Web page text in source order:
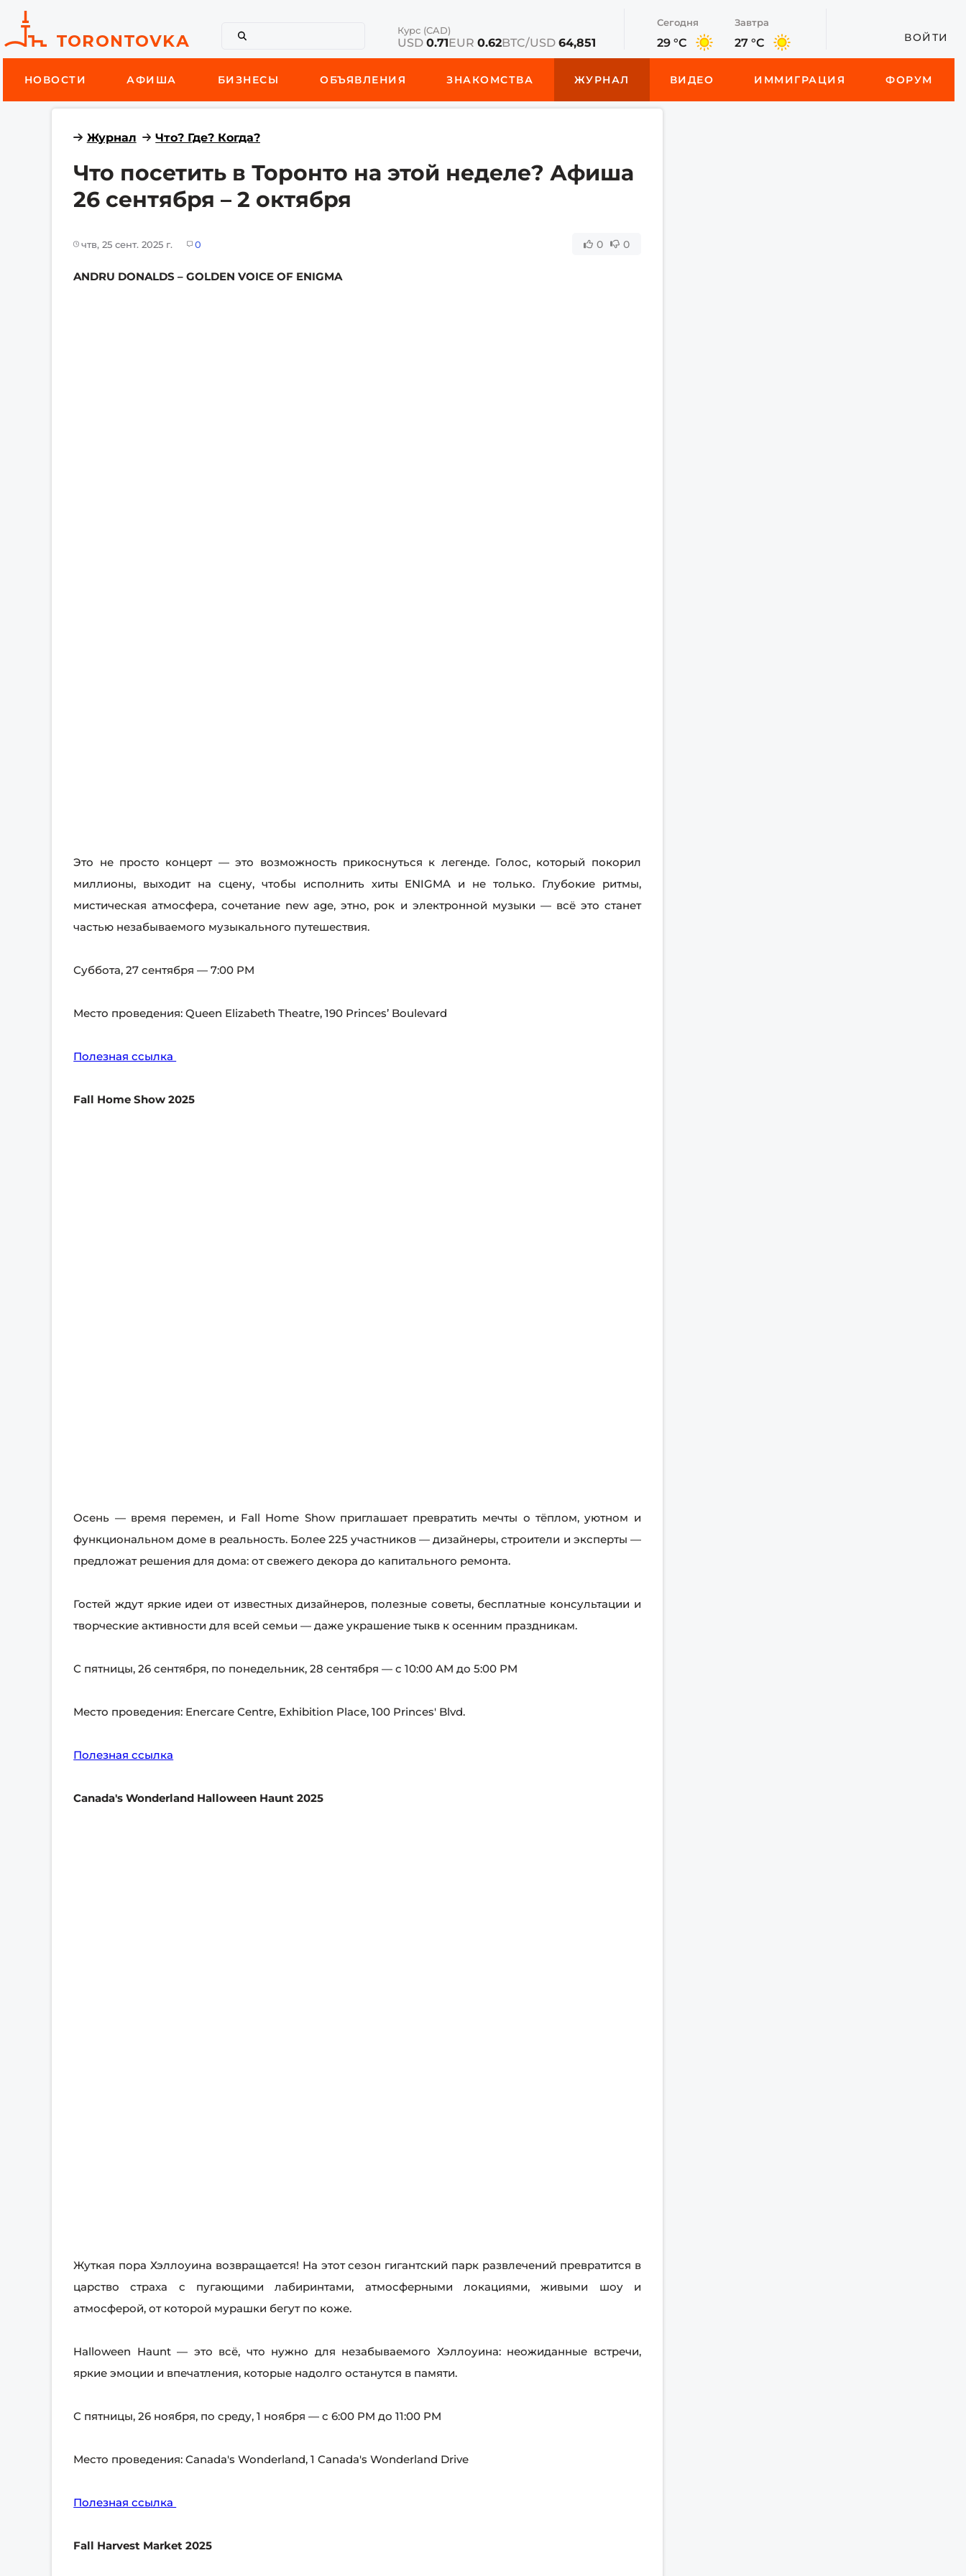
Курс (CAD)
USD 0.71EUR 0.62BTC/USD 64,851
Сегодня
29 °C
Завтра
27 °C ВОЙТИ
НОВОСТИ АФИША БИЗНЕСЫ ОБЪЯВЛЕНИЯ ЗНАКОМСТВА ЖУРНАЛ ВИДЕО ИММИГРАЦИЯ ФОРУМ
Журнал Что? Где? Когда?
Что посетить в Торонто на этой неделе? Афиша
26 сентября – 2 октября
чтв, 25 сент. 2025 г. 0 0 0
ANDRU DONALDS – GOLDEN VOICE OF ENIGMA
Это не просто концерт — это возможность прикоснуться к легенде. Голос, который покорил
миллионы, выходит на сцену, чтобы исполнить хиты ENIGMA и не только. Глубокие ритмы,
мистическая атмосфера, сочетание new age, этно, рок и электронной музыки — всё это станет
частью незабываемого музыкального путешествия.
Суббота, 27 сентября — 7:00 PM
Место проведения: Queen Elizabeth Theatre, 190 Princes’ Boulevard
Полезная ссылка
Fall Home Show 2025
Осень — время перемен, и Fall Home Show приглашает превратить мечты о тёплом, уютном и
функциональном доме в реальность. Более 225 участников — дизайнеры, строители и эксперты —
предложат решения для дома: от свежего декора до капитального ремонта.
Гостей ждут яркие идеи от известных дизайнеров, полезные советы, бесплатные консультации и
творческие активности для всей семьи — даже украшение тыкв к осенним праздникам.
С пятницы, 26 сентября, по понедельник, 28 сентября — с 10:00 AM до 5:00 PM
Место проведения: Enercare Centre, Exhibition Place, 100 Princes' Blvd.
Полезная ссылка
Canada's Wonderland Halloween Haunt 2025
Жуткая пора Хэллоуина возвращается! На этот сезон гигантский парк развлечений превратится в
царство страха с пугающими лабиринтами, атмосферными локациями, живыми шоу и
атмосферой, от которой мурашки бегут по коже.
Halloween Haunt — это всё, что нужно для незабываемого Хэллоуина: неожиданные встречи,
яркие эмоции и впечатления, которые надолго останутся в памяти.
С пятницы, 26 ноября, по среду, 1 ноября — с 6:00 PM до 11:00 PM
Место проведения: Canada's Wonderland, 1 Canada's Wonderland Drive
Полезная ссылка
Fall Harvest Market 2025